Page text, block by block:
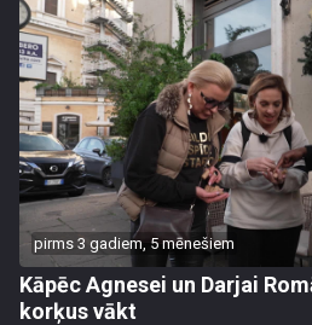
pirms 3 gadiem, 5 mēnešiem
Kāpēc Agnesei un Darjai
korķus vākt